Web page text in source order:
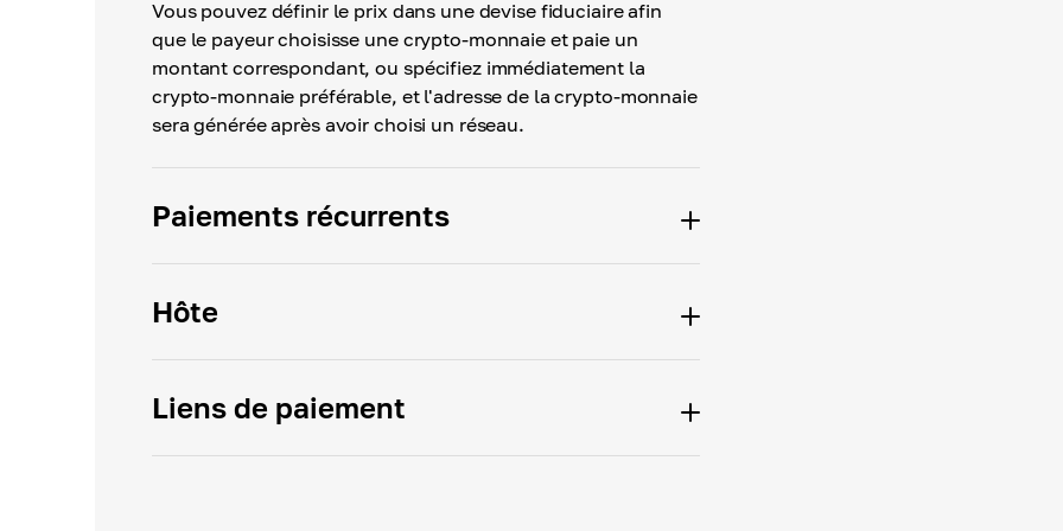
Vous pouvez définir le prix dans une devise fiduciaire afin
que le payeur choisisse une crypto-monnaie et paie un
montant correspondant, ou spécifiez immédiatement la
crypto-monnaie préférable, et l'adresse de la crypto-monnaie
sera générée après avoir choisi un réseau.
Paiements récurrents
Hôte
Liens de paiement